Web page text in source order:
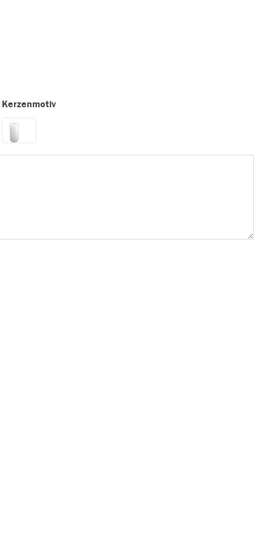
Kerzenmotiv